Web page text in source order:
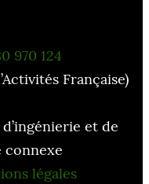
970 124
Française)
et de
connexe
légales